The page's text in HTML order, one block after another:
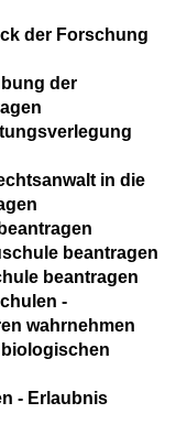
der Forschung
der
in die
beantragen
beantragen
-
wahrnehmen
- Erlaubnis